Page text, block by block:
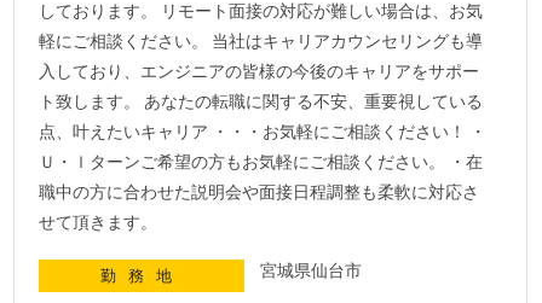
しております。 リモート面接の対応が難しい場合は、お気
軽にご相談ください。 当社はキャリアカウンセリングも導
入しており、エンジニアの皆様の今後のキャリアをサポー
ト致します。 あなたの転職に関する不安、重要視している
点、叶えたいキャリア ・・・お気軽にご相談ください！ ・
Ｕ・ｌターンご希望の方もお気軽にご相談ください。 ・在
職中の方に合わせた説明会や面接日程調整も柔軟に対応さ
せて頂きます。
勤務地 宮城県仙台市